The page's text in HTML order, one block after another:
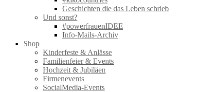
Geschichten die das Leben schrieb
Und sonst?
#powerfrauenIDEE
Info-Mails-Archiv
Shop
Kinderfeste & Anlässe
Familienfeier & Events
Hochzeit & Jubiläen
Firmenevents
SocialMedia-Events